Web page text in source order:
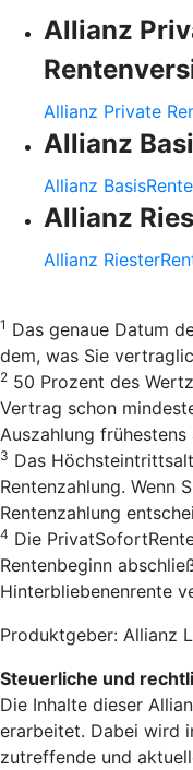
Allianz
Allianz Private
Allianz
Allianz BasisRente
Allianz
Allianz
1 Das genaue Datum
dem, was Sie
2 50 Prozent des
Vertrag schon
Auszahlung
3 Das
Rentenzahlung. Wenn
Rentenzahlung
4 Die
Rentenbeginn
Hinterbliebenenrente
Produktgeber: Allianz
Steuerliche und
Die Inhalte dieser
erarbeitet. Dabei wird
zutreffende und